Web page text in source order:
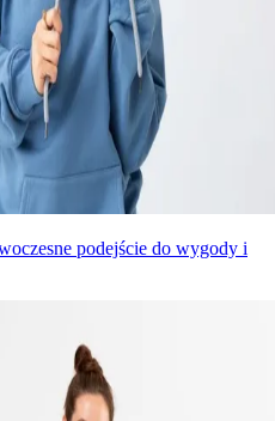
podejście do wygody i